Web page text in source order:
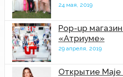
24 мая, 2019
Pop-up
«Атриуме»
29 апреля, 2019
Открытие Maje